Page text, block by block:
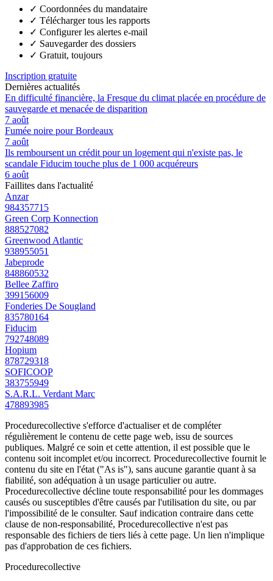
✓ Coordonnées du mandataire
✓ Télécharger tous les rapports
✓ Configurer les alertes e-mail
✓ Sauvegarder des dossiers
✓ Gratuit, toujours
Inscription gratuite
Dernières actualités
En difficulté financière, la Fresque du climat placée en procédure de
sauvegarde et menacée de disparition
7 août
Fumée noire pour Bordeaux
7 août
Ils remboursent un crédit pour un logement qui n'existe pas, le
scandale Fiducim touche plus de 1 000 acquéreurs
6 août
Faillites dans l'actualité
Anzar
984357715
Green Corp Konnection
888527082
Greenwood Atlantic
938955051
Jabeprode
848860532
Bellee Zaffiro
399156009
Fonderies De Sougland
835780164
Fiducim
792748089
Hopium
878729318
SOFICOOP
383755949
S.A.R.L. Verdant Marc
478893985
Procedurecollective s'efforce d'actualiser et de compléter
régulièrement le contenu de cette page web, issu de sources
publiques. Malgré ce soin et cette attention, il est possible que le
contenu soit incomplet et/ou incorrect. Procedurecollective fournit le
contenu du site en l'état ("As is"), sans aucune garantie quant à sa
fiabilité, son adéquation à un usage particulier ou autre.
Procedurecollective décline toute responsabilité pour les dommages
causés ou susceptibles d'être causés par l'utilisation du site, ou par
l'impossibilité de le consulter. Sauf indication contraire dans cette
clause de non-responsabilité, Procedurecollective n'est pas
responsable des fichiers de tiers liés à cette page. Un lien n'implique
pas d'approbation de ces fichiers.
Procedurecollective